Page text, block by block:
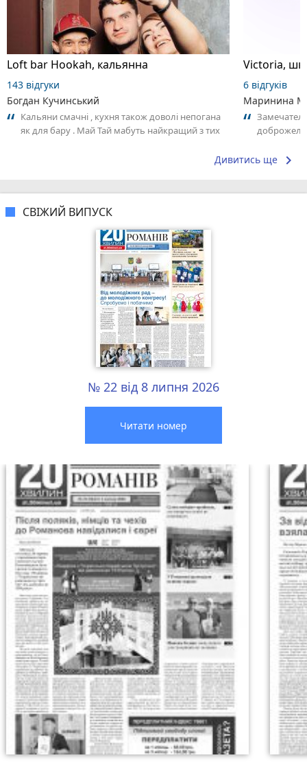
Loft bar Hookah, кальянна
143 відгуки
Богдан Кучинський
Кальяни смачні , кухня також доволі непогана
як для бару . Май Тай мабуть найкращий з тих
6 відгуків
Маринина
Дивитись ще keyboard_arrow_right
СВІЖИЙ ВИПУСК
№ 22 від 8 липня 2026
Читати номер